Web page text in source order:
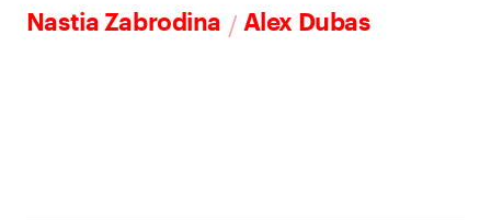
Nastia Zabrodina / Alex Dubas